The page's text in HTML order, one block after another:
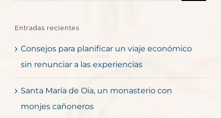
Entradas recientes
Consejos para planificar un viaje económico
sin renunciar a las experiencias
Santa María de Oia, un monasterio con
monjes cañoneros